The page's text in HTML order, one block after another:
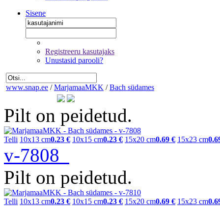
Sisene
Registreeru kasutajaks
Unustasid parooli?
www.snap.ee / MarjamaaMKK / Bach südames
Pilt on peidetud.
Telli 10x13 cm0.23 € 10x15 cm0.23 € 15x20 cm0.69 € 15x23 cm
v-7808
Pilt on peidetud.
Telli 10x13 cm0.23 € 10x15 cm0.23 € 15x20 cm0.69 € 15x23 cm